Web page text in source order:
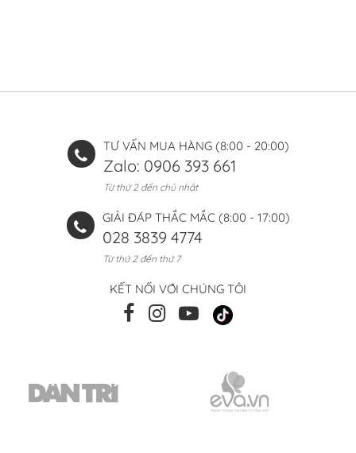
TƯ VẤN MUA HÀNG (8:00 - 20:00)
Zalo: 0906 393 661
Từ thứ 2 đến chủ nhật
GIẢI ĐÁP THẮC MẮC (8:00 - 17:00)
028 3839 4774
Từ thứ 2 đến thứ 7
KẾT NỐI VỚI CHÚNG TÔI